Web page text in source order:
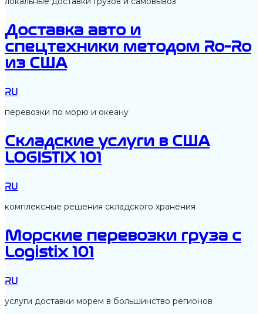
Доставка авто и
спецтехники методом Ro-Ro
из США
RU
перевозки по морю и океану
Складские услуги в США
LOGISTIX 101
RU
комплексные решения складского хранения
Морские перевозки груза с
Logistix 101
RU
услуги доставки морем в большинство регионов